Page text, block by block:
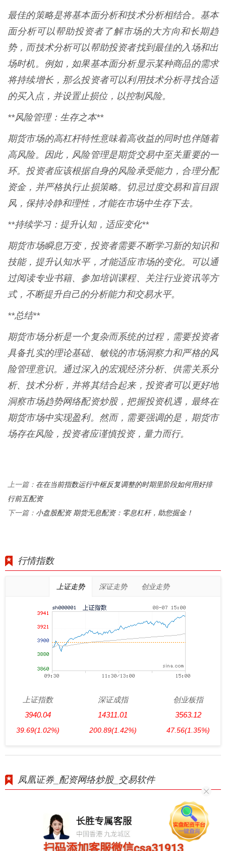
最佳的策略是将基本面分析和技术分析相结合。基本
面分析可以帮助投资者了解市场的大方向和长期趋
势，而技术分析可以帮助投资者找到最佳的入场和出
场时机。例如，如果基本面分析显示某种商品的需求
将持续增长，那么投资者可以利用技术分析寻找合适
的买入点，并设置止损位，以控制风险。
**风险管理：生存之本**
期货市场的高杠杆特性意味着高收益的同时也伴随着
高风险。因此，风险管理是期货交易中至关重要的一
环。投资者应该根据自身的风险承受能力，合理分配
资金，并严格执行止损策略。切忌过度交易和盲目跟
风，保持冷静和理性，才能在市场中生存下去。
**持续学习：提升认知，适应变化**
期货市场瞬息万变，投资者需要不断学习新的知识和
技能，提升认知水平，才能适应市场的变化。可以通
过阅读专业书籍、参加培训课程、关注行业资讯等方
式，不断提升自己的分析能力和交易水平。
**总结**
期货市场分析是一个复杂而系统的过程，需要投资者
具备扎实的理论基础、敏锐的市场洞察力和严格的风
险管理意识。通过深入的宏观经济分析、供需关系分
析、技术分析，并将其结合起来，投资者可以更好地
洞察市场趋势网络配资炒股，把握投资机遇，最终在
期货市场中实现盈利。然而，需要强调的是，期货市
场存在风险，投资者应谨慎投资，量力而行。
上一篇： 在在当前指数运行中枢反复调整的时期里阶段如何用好排
行前五配资
下一篇： 小盘股配资 期货无息配资：零息杠杆，助您掘金！
行情指数
上证走势 深证走势 创业走势
上证指数
3940.04
39.69(1.02%)
深证成指
14311.01
200.89(1.42%)
创业板指
3563.12
47.56(1.35%)
凤凰证券_配资网络炒股_交易软件